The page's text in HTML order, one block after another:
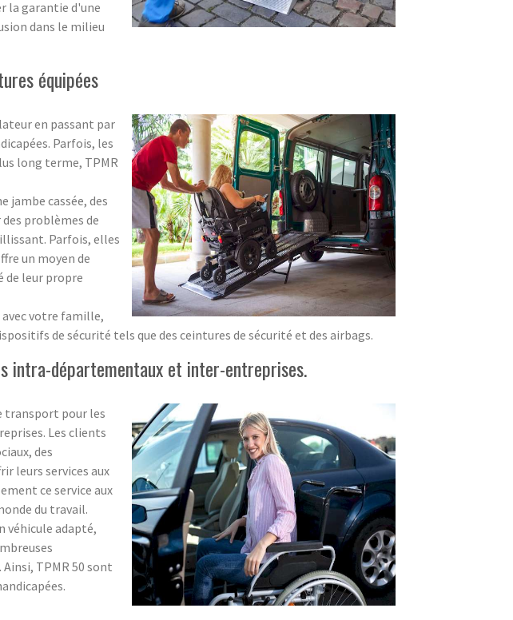
la garantie d'une
dans le milieu
équipées
en passant par
Parfois, les
long terme, TPMR
jambe cassée, des
problèmes de
Parfois, elles
un moyen de
de leur propre
votre famille,
de sécurité tels que des ceintures de sécurité et des airbags.
intra-départementaux et inter-entreprises.
transport pour les
Les clients
des
leurs services aux
ce service aux
du travail.
véhicule adapté,
TPMR 50 sont